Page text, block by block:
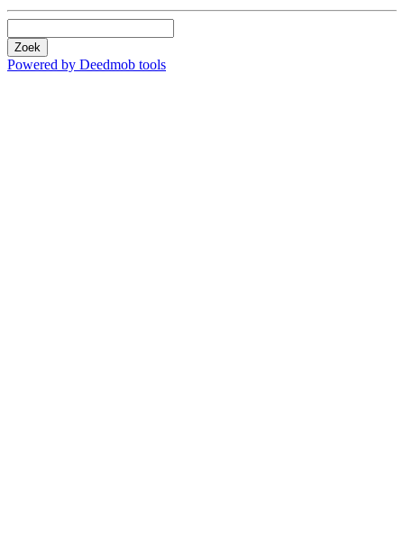
Zoek
Powered by Deedmob tools